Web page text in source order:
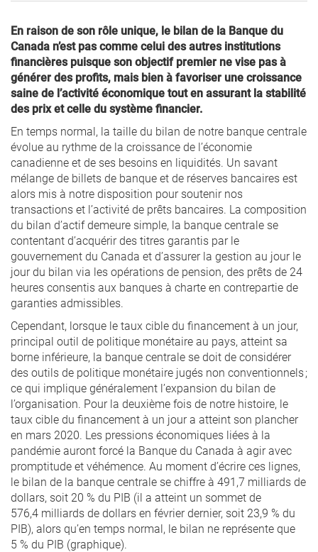
En raison de son rôle unique, le bilan de la Banque du
Canada n’est pas comme celui des autres institutions
financières puisque son objectif premier ne vise pas à
générer des profits, mais bien à favoriser une croissance
saine de l’activité économique tout en assurant la stabilité
des prix et celle du système financier.
En temps normal, la taille du bilan de notre banque centrale
évolue au rythme de la croissance de l’économie
canadienne et de ses besoins en liquidités. Un savant
mélange de billets de banque et de réserves bancaires est
alors mis à notre disposition pour soutenir nos
transactions et l’activité de prêts bancaires. La composition
du bilan d’actif demeure simple, la banque centrale se
contentant d’acquérir des titres garantis par le
gouvernement du Canada et d’assurer la gestion au jour le
jour du bilan via les opérations de pension, des prêts de 24
heures consentis aux banques à charte en contrepartie de
garanties admissibles.
Cependant, lorsque le taux cible du financement à un jour,
principal outil de politique monétaire au pays, atteint sa
borne inférieure, la banque centrale se doit de considérer
des outils de politique monétaire jugés non conventionnels ;
ce qui implique généralement l’expansion du bilan de
l’organisation. Pour la deuxième fois de notre histoire, le
taux cible du financement à un jour a atteint son plancher
en mars 2020. Les pressions économiques liées à la
pandémie auront forcé la Banque du Canada à agir avec
promptitude et véhémence. Au moment d’écrire ces lignes,
le bilan de la banque centrale se chiffre à 491,7 milliards de
dollars, soit 20 % du PIB (il a atteint un sommet de
576,4 milliards de dollars en février dernier, soit 23,9 % du
PIB), alors qu’en temps normal, le bilan ne représente que
5 % du PIB (graphique).